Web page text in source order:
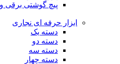
پیچ گوشتی برقی
ابزار حرفه ای نجاری
دسته یک
دسته دو
دسته سه
دسته چهار